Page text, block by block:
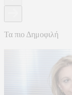
Τα πιο Δημοφιλή